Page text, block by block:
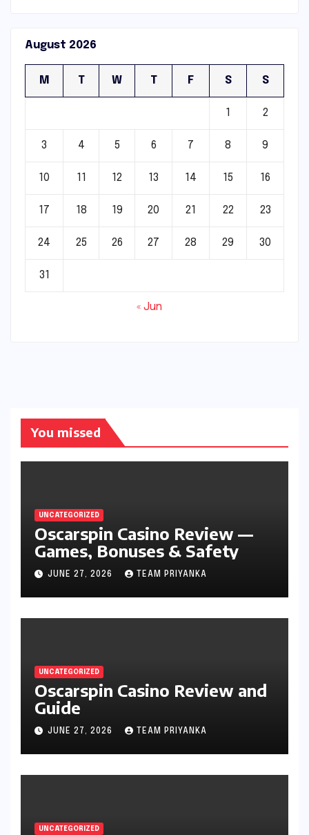
August 2026
M T W T F S S
1 2
3 4 5 6 7 8 9
10 11 12 13 14 15 16
17 18 19 20 21 22 23
24 25 26 27 28 29 30
31
« Jun
You missed
UNCATEGORIZED
Oscarspin Casino Review —
Games, Bonuses & Safety
JUNE 27, 2026 TEAM PRIYANKA
UNCATEGORIZED
Oscarspin Casino Review and
Guide
JUNE 27, 2026 TEAM PRIYANKA
UNCATEGORIZED